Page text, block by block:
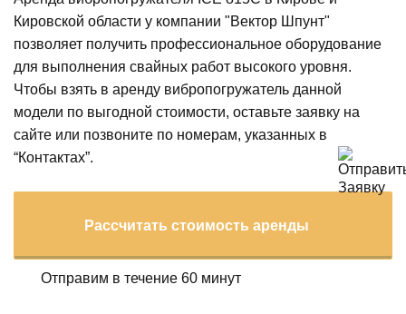
Кировской области у компании "Вектор Шпунт"
позволяет получить профессиональное оборудование
для выполнения свайных работ высокого уровня.
Чтобы взять в аренду вибропогружатель данной
модели по выгодной стоимости, оставьте заявку на
сайте или позвоните по номерам, указанных в
“Контактах”.
Рассчитать стоимость аренды
Отправим в течение 60 минут